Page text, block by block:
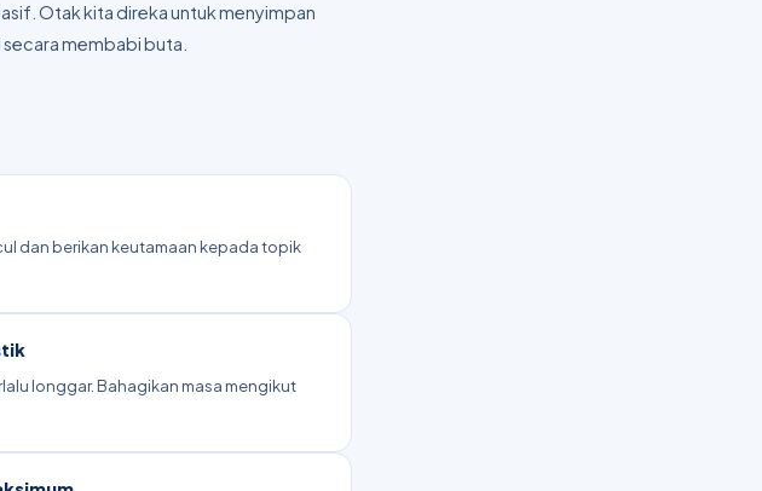
Otak kita direka untuk menyimpan
membabi buta.
dan berikan keutamaan kepada topik
longgar. Bahagikan masa mengikut